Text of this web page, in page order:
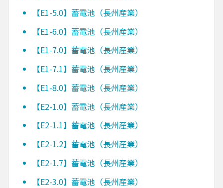
【E1-5.0】蓄電池（長州産業）
【E1-6.0】蓄電池（長州産業）
【E1-7.0】蓄電池（長州産業）
【E1-7.1】蓄電池（長州産業）
【E1-8.0】蓄電池（長州産業）
【E2-1.0】蓄電池（長州産業）
【E2-1.1】蓄電池（長州産業）
【E2-1.2】蓄電池（長州産業）
【E2-1.7】蓄電池（長州産業）
【E2-3.0】蓄電池（長州産業）